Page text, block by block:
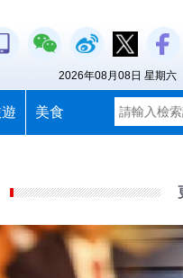
美食
2026年08月08日 星期六